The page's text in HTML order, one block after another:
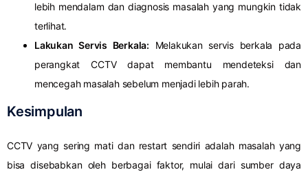
lebih mendalam dan diagnosis masalah yang mungkin tidak
terlihat.
Lakukan Servis Berkala: Melakukan servis berkala pada
perangkat CCTV dapat membantu mendeteksi dan
mencegah masalah sebelum menjadi lebih parah.
Kesimpulan
CCTV yang sering mati dan restart sendiri adalah masalah yang
bisa disebabkan oleh berbagai faktor, mulai dari sumber daya